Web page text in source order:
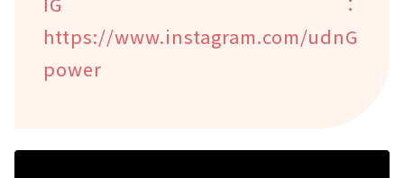
https://www.instagram.com/udnG
power